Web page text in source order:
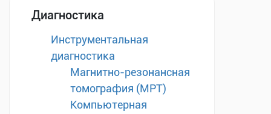
Диагностика
Инструментальная
диагностика
Магнитно-резонансная
томография (МРТ)
Компьютерная